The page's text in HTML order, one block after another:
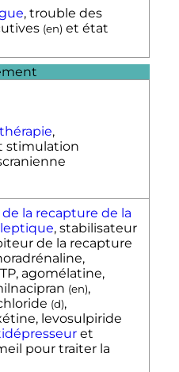
, trouble des
(en) et état
,
stimulation
la recapture de la
, stabilisateur
de la recapture
agomélatine,
(en),
(d),
levosulpiride
et
pour traiter la